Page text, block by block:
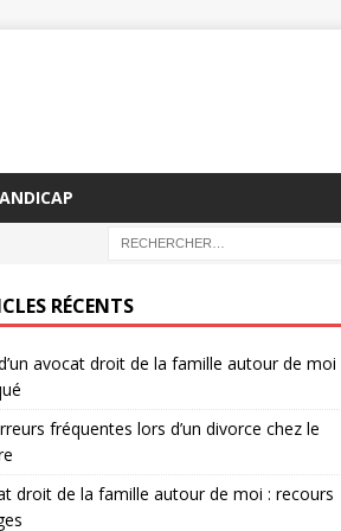
RÉCENTS
avocat droit de la famille autour de moi
fréquentes lors d’un divorce chez le
droit de la famille autour de moi : recours